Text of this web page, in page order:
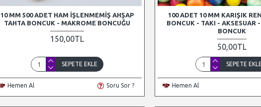
10 MM 500 ADET HAM İŞLENMEMIŞ AHŞAP
TAHTA BONCUK - MAKROME BONCUĞU
150,00TL
SEPETE EKLE
Hemen Al Soru Sor ?
100 ADET 10 MM KARIŞIK
BONCUK - TAKI - AKSESUAR
BONCUK
50,00TL
SEPETE
Hemen Al